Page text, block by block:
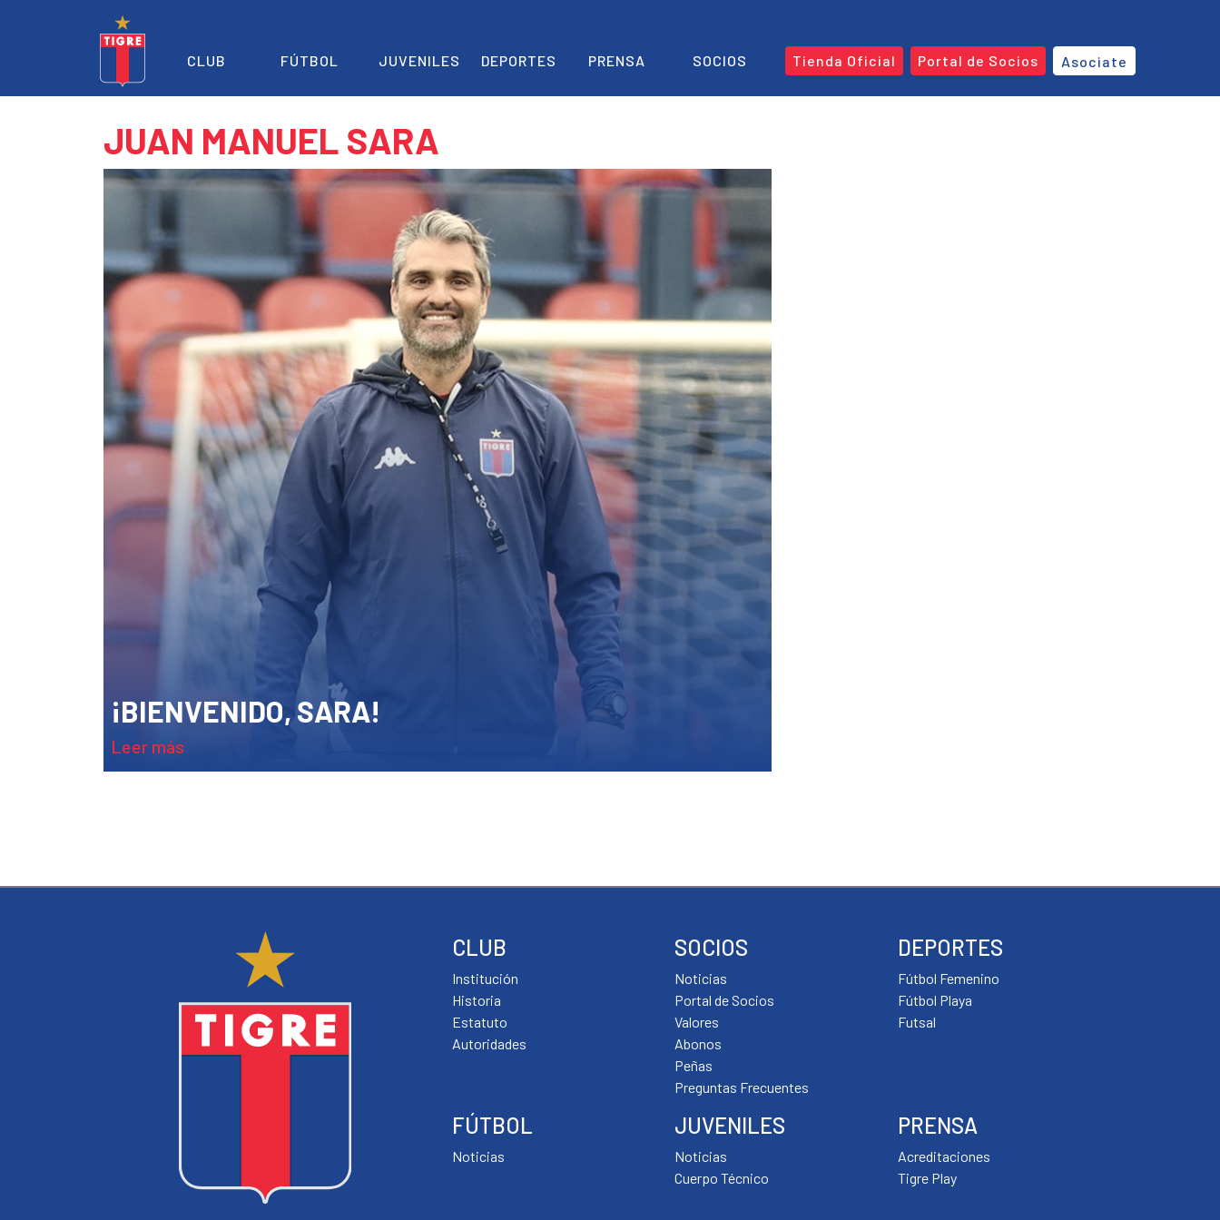
CLUB FÚTBOL JUVENILES DEPORTES PRENSA SOCIOS Tienda Oficial Portal de Socios Asociate
JUAN MANUEL SARA
¡BIENVENIDO, SARA!
leer más
CLUB
Institución
Historia
Estatuto
Autoridades
FÚTBOL
Noticias
DEPORTES
Fútbol Femenino
Fútbol Playa
Futsal
JUVENILES
Noticias
Cuerpo Técnico
PRENSA
Acreditaciones
Tigre Play
SOCIOS
Noticias
Portal de Socios
Valores
Abonos
Peñas
Preguntas Frecuentes